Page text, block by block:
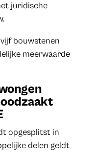
juridische
bouwstenen
meerwaarde
opgesplitst in
delen geldt